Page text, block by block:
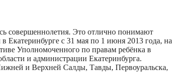
совершеннолетия. Это отлично понимают
Екатеринбурге с 31 мая по 1 июня 2013 года, на
Уполномоченного по правам ребёнка в
и администрации Екатеринбурга.
и Верхней Салды, Тавды, Первоуральска,